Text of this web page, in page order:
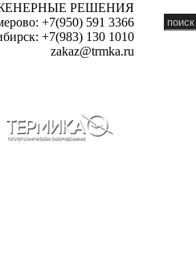
РЕШЕНИЯ
+7(950) 591 3366
+7(983) 130 1010
zakaz@trmka.ru